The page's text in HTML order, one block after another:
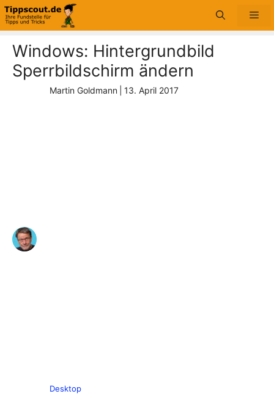
Zum
Inhalt
Windows: Hintergrundbild
Sperrbildschirm ändern
Martin Goldmann 13. April 2017
Desktop